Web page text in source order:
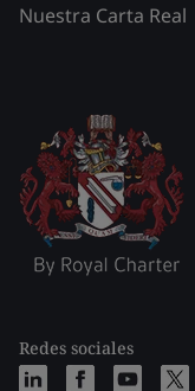
Nuestra Carta Real
Redes sociales